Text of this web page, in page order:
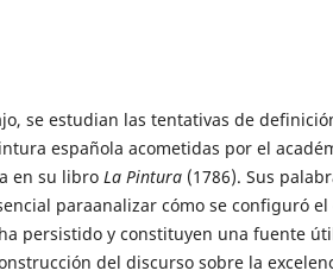
se estudian las tentativas de
española acometidas por el
en su libro La Pintura (1786). Sus
paraanalizar cómo se configuró el
persistido y constituyen una fuente
del discurso sobre la